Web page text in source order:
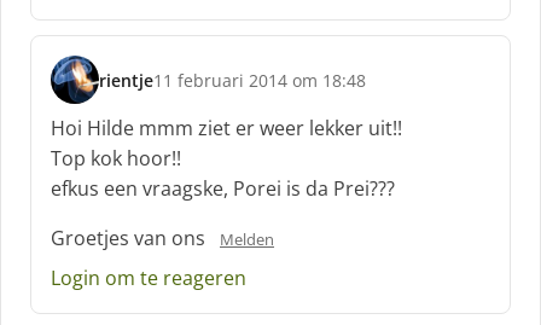
:
rientje
s
c
h
r
e
f
:
11 februari 2014 om 18:48
Hoi Hilde mmm ziet er weer lekker uit!!
Top kok hoor!!
efkus een vraagske, Porei is da Prei???
Groetjes van ons
Melden
Login om te reageren